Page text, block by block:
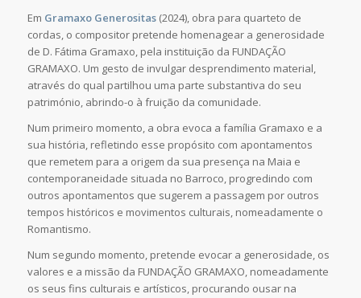
Em Gramaxo Generositas(2024), obra para quarteto de
cordas, o compositor pretende homenagear a generosidade
de D. Fátima Gramaxo, pela instituição da FUNDAÇÃO
GRAMAXO. Um gesto de invulgar desprendimento material,
através do qual partilhou uma parte substantiva do seu
património, abrindo-o à fruição da comunidade.
Num primeiro momento, a obra evoca a família Gramaxo e a
sua história, refletindo esse propósito com apontamentos
que remetem para a origem da sua presença na Maia e
contemporaneidade situada no Barroco, progredindo com
outros apontamentos que sugerem a passagem por outros
tempos históricos e movimentos culturais, nomeadamente o
Romantismo.
Num segundo momento, pretende evocar a generosidade, os
valores e a missão da FUNDAÇÃO GRAMAXO, nomeadamente
os seus fins culturais e artísticos, procurando ousar na